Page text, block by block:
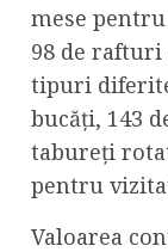
mese
98 de rafturi
tipuri
bucăți, 143
tabureți
pentru
Valoarea